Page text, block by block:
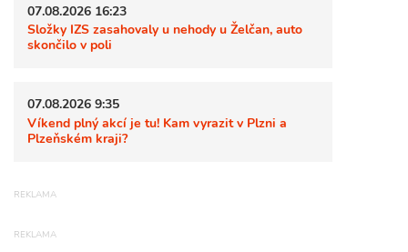
07.08.2026 16:23
Složky IZS zasahovaly u nehody u Želčan, auto
skončilo v poli
07.08.2026 9:35
Víkend plný akcí je tu! Kam vyrazit v Plzni a
Plzeňském kraji?